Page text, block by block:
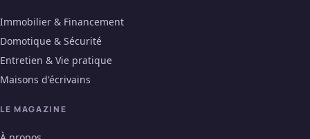
Immobilier & Financement
Domotique & Sécurité
Entretien & Vie pratique
Maisons d'écrivains
LE MAGAZINE